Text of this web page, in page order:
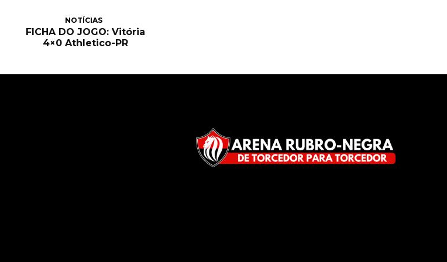
NOTÍCIAS
FICHA DO JOGO: Vitória
4×0 Athletico-PR